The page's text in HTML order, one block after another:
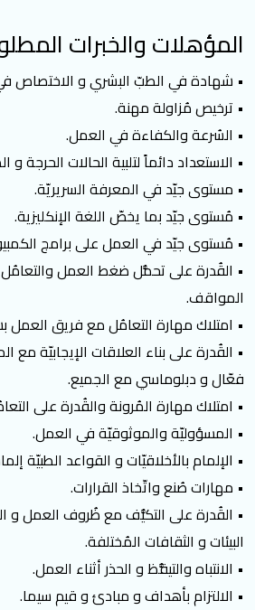
المؤهلات والخبرات
• شهادة في الطبّ البشري و الاختصاص
• ترخيص مُزاولة مهنة.
• السُرعة والكفاءة في العمل.
• الاستعداد دائماً لتلبية الحالات الحرجة و
• مستوى جيّد في المعرفة السريريّة.
• مُستوى جيّد بما يخصّ اللغة الإنكليزية.
• مُستوى جيّد في العمل على برامج
• القُدرة على تحمُّل ضغط العمل
المواقف.
• امتلاك مهارة التعامُل مع فريق
• القُدرة على بناء العلاقات الإيجابيّة
فعّال و دبلوماسي مع الجميع.
• امتلاك مهارة المُرونة والقُدرة على
• المسؤوليّة والموثوقيّة في العمل.
• الإلمام بالأخلاقيّات و القواعد الطبيّة
• مهارات صُنع واتّخاذ القرارات.
• القُدرة على التكيُّف مع ظُروف العمل و
البيئات و الثقافات المُختلفة.
• الانتباه والتيقُّظ و الحذر أثناء العمل.
• الالتزام بأهداف و مبادئ و قيم سيما.